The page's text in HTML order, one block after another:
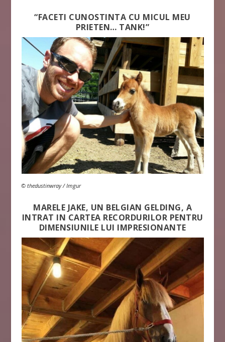
“FACETI CUNOSTINTA CU MICUL MEU
PRIETEN… TANK!”
© thedustinwray / Imgur
MARELE JAKE, UN BELGIAN GELDING, A
INTRAT IN CARTEA RECORDURILOR PENTRU
DIMENSIUNILE LUI IMPRESIONANTE